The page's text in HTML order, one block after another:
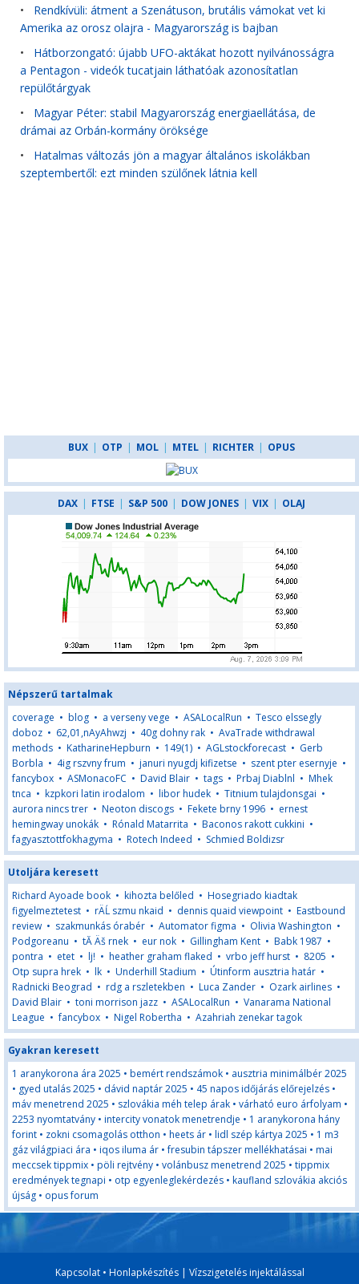
• Rendkívüli: átment a Szenátuson, brutális vámokat vet ki
Amerika az orosz olajra - Magyarország is bajban
• Hátborzongató: újabb UFO-aktákat hozott nyilvánosságra
a Pentagon - videók tucatjain láthatóak azonosítatlan
repülőtárgyak
• Magyar Péter: stabil Magyarország energiaellátása, de
drámai az Orbán-kormány öröksége
• Hatalmas változás jön a magyar általános iskolákban
szeptembertől: ezt minden szülőnek látnia kell
BUX | OTP | MOL | MTEL | RICHTER | OPUS
DAX | FTSE | S&P 500 | DOW JONES | VIX | OLAJ
Népszerű tartalmak
coverage • blog • a verseny vege • ASALocalRun • Tesco elssegly
doboz • 62,01,nAyAhwzj • 40g dohny rak • AvaTrade withdrawal
methods • KatharineHepburn • 149(1) • AGLstockforecast • Gerb
Borbla • 4ig rszvny frum • januri nyugdj kifizetse • szent pter esernyje •
fancybox • ASMonacoFC • David Blair • tags • Prbaj Diablnl • Mhek
tnca • kzpkori latin irodalom • libor hudek • Titnium tulajdonsgai •
aurora nincs trer • Neoton discogs • Fekete brny 1996 • ernest
hemingway unokák • Rónald Matarrita • Baconos rakott cukkini •
fagyasztottfokhagyma • Rotech Indeed • Schmied Boldizsr
Utoljára keresett
Richard Ayoade book • kihozta belőled • Hosegriado kiadtak
figyelmeztetest • rÄĹ szmu nkaid • dennis quaid viewpoint • Eastbound
review • szakmunkás órabér • Automator figma • Olivia Washington •
Podgoreanu • tĂ Äš rnek • eur nok • Gillingham Kent • Babk 1987 •
pontra • etet • lj! • heather graham flaked • vrbo jeff hurst • 8205 •
Otp supra hrek • lk • Underhill Stadium • Útinform ausztria határ •
Radnicki Beograd • rdg a rszletekben • Luca Zander • Ozark airlines •
David Blair • toni morrison jazz • ASALocalRun • Vanarama National
League •fancybox • Nigel Robertha • Azahriah zenekar tagok
Gyakran keresett
1 aranykorona ára 2025 • bemért rendszámok • ausztria minimálbér 2025
• gyed utalás 2025 • dávid naptár 2025 • 45 napos időjárás előrejelzés •
máv menetrend 2025 • szlovákia méh telep árak • várható euro árfolyam •
2253 nyomtatvány • intercity vonatok menetrendje • 1 aranykorona hány
forint • zokni csomagolás otthon • heets ár • lidl szép kártya 2025 • 1 m3
gáz világpiaci ára • iqos iluma ár •fresubin tápszer mellékhatásai • mai
meccsek tippmix • pöli rejtvény • volánbusz menetrend 2025 • tippmix
eredmények tegnapi • otp egyenleglekérdezés • kaufland szlovákia akciós
újság • opus forum
Kapcsolat• Honlapkészítés| Vízszigetelés injektálással